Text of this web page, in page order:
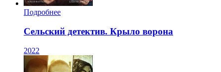
Подробнее
Сельский детектив. Крыло ворона
2022